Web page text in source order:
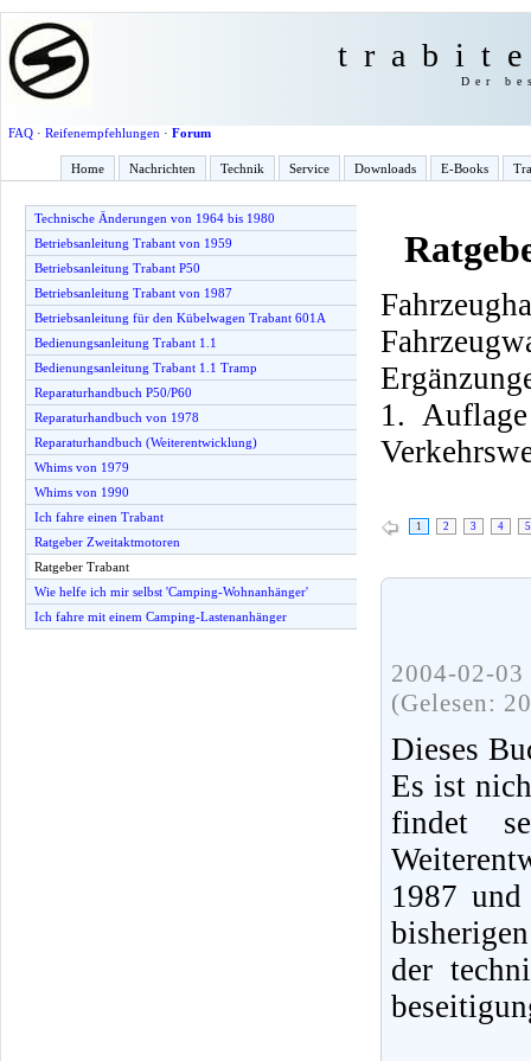
Der
FAQ· Reifenempfehlungen · Forum
Home Nachrichten Technik Service Downloads E-Books
Technische Änderungen von 1964 bis 1980
Betriebsanleitung Trabant von 1959
Betriebsanleitung Trabant P50
Betriebsanleitung Trabant von 1987
Betriebsanleitung für den Kübelwagen Trabant 601A
Bedienungsanleitung Trabant 1.1
Bedienungsanleitung Trabant 1.1 Tramp
Reparaturhandbuch P50/P60
Reparaturhandbuch von 1978
Reparaturhandbuch (Weiterentwicklung)
Whims von 1979
Whims von 1990
Ich fahre einen Trabant
Ratgeber Zweitaktmotoren
Ratgeber Trabant
Wie helfe ich mir selbst 'Camping-Wohnanhänger'
Ich fahre mit einem Camping-Lastenanhänger
1.
1 2 3 4 5
2004-02-
(Gelesen:
Dieses
Es ist
findet
1987
der